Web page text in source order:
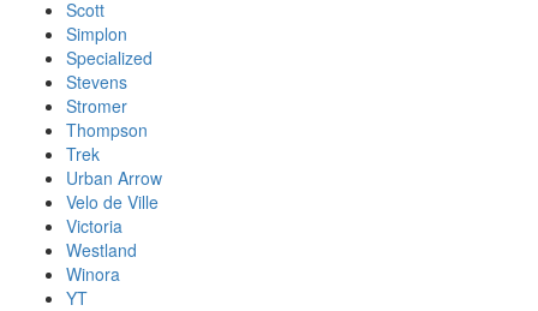
Scott
Simplon
Specialized
Stevens
Stromer
Thompson
Trek
Urban Arrow
Velo de Ville
Victoria
Westland
Winora
YT